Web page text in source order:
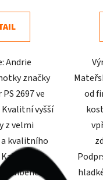
4,8
z
hvězdiček.
Andrie
značky
2697 ve
vyšší
z velmi
kvalitního
z
od